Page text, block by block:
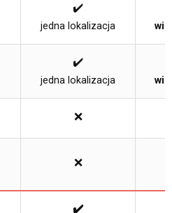
✔️
jedna lokalizacja
✔️
jedna lokalizacja
❌
❌
✔️